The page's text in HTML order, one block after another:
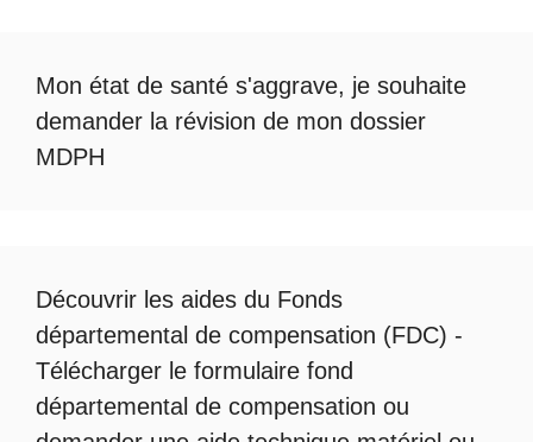
Mon état de santé s'aggrave, je souhaite
demander la révision de mon dossier
MDPH
Découvrir les aides du Fonds
départemental de compensation (FDC) -
Télécharger le formulaire fond
départemental de compensation ou